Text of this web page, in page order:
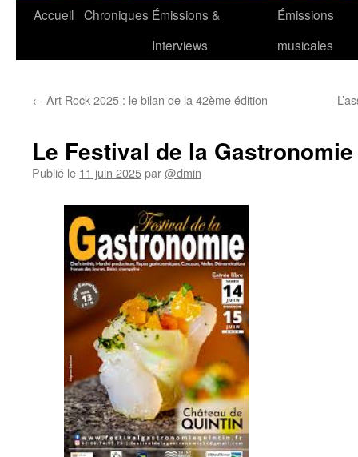
Accueil Chroniques Émissions &
Interviews
Émissions
musicales
← Art Rock 2025 : le bilan de la 42ème édition
Le Festival de la
Publié le 11 juin 2025par@dmin